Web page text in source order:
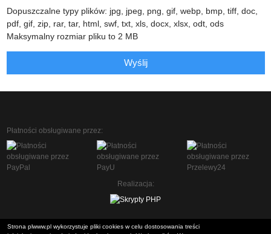
Dopuszczalne typy plików: jpg, jpeg, png, gif, webp, bmp, tiff, doc,
pdf, gif, zip, rar, tar, html, swf, txt, xls, docx, xlsx, odt, ods
Maksymalny rozmiar pliku to 2 MB
Wyślij
Płatności obsługiwane przez:
Realizacja:
Strona plwww.pl wykorzystuje pliki cookies w celu dostosowania treści